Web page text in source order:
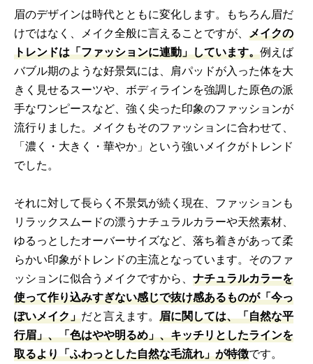
眉のデザインは時代とともに変化します。もちろん眉だ
けではなく、メイク全般に言えることですが、 メイクの
トレンドは「ファッションに連動」しています。例えば
バブル期のような好景気には、肩パッドが入った体を大
きく見せるスーツや、ボディラインを強調した原色の派
手なワンピースなど、強く尖った印象のファッションが
流行りました。メイクもそのファッションに合わせて、
「濃く・大きく・華やか」という強いメイクがトレンド
でした。
それに対して長らく不景気が続く現在、ファッションも
リラックスムードの漂うナチュラルカラーや天然素材、
ゆるっとしたオーバーサイズなど、落ち着きがあって柔
らかい印象がトレンドの主流となっています。そのファ
ッションに似合うメイクですから、 ナチュラルカラーを
使って作り込みすぎない感じで抜け感あるものが「今っ
ぽいメイク」だと言えます。 眉に関しては、「自然な平
行眉」、「色はやや明るめ」、キッチリとしたラインを
取るより「ふわっとした自然な毛流れ」が特徴です。